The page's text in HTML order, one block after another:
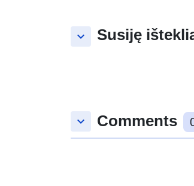
keyboard_arrow_down Susiję
keyboard_arrow_down Comments